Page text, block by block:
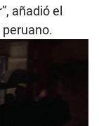
añadió el